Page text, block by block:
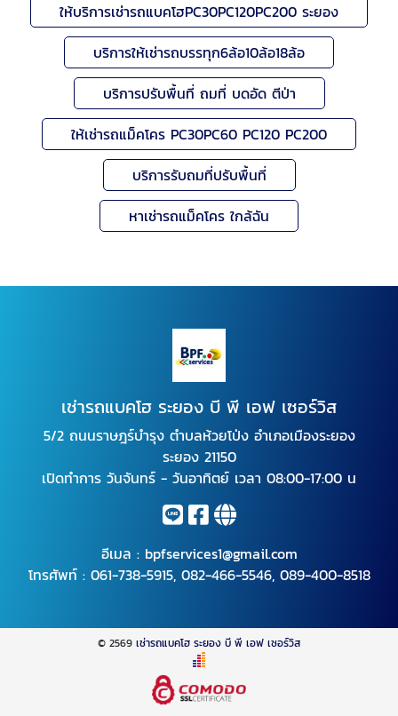
ให้บริการเช่ารถแบคโฮPC30PC120PC200 ระยอง
บริการให้เช่ารถบรรทุก6ล้อ10ล้อ18ล้อ
บริการปรับพื้นที่ ถมที่ บดอัด ตีป่า
ให้เช่ารถแม็คโคร PC30PC60 PC120 PC200
บริการรับถมที่ปรับพื้นที่
หาเช่ารถแม็คโคร ใกล้ฉัน
เช่ารถแบคโฮ ระยอง บี พี เอฟ เซอร์วิส
5/2 ถนนราษฎร์บำรุง ตำบลห้วยโป่ง อำเภอเมืองระยอง
ระยอง 21150
เปิดทำการ วันจันทร์ - วันอาทิตย์ เวลา 08:00-17:00 น
อีเมล : bpfservices1@gmail.com
โทรศัพท์ : 061-738-5915, 082-466-5546, 089-400-8518
© 2569 เช่ารถแบคโฮ ระยอง บี พี เอฟ เซอร์วิส